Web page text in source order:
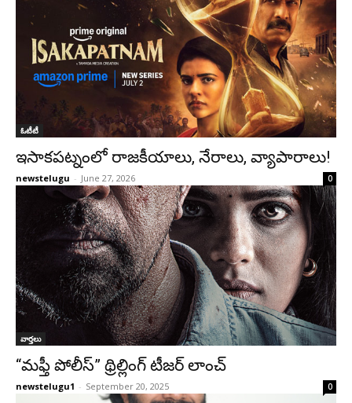
ఓటీటీ
ఇసాకపట్నంలో రాజ‌కీయాలు, నేరాలు, వ్యాపారాలు!
newstelugu - June 27, 2026 0
వార్తలు
“మఫ్తీ పోలీస్” థ్రిల్లింగ్ టీజర్ లాంచ్
newstelugu1 - September 20, 2025 0